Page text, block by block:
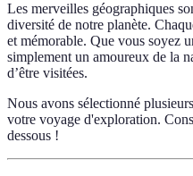
Les merveilles géographiques
diversité de notre planète.
et mémorable. Que vous soyez
simplement un amoureux de la
d’être visitées.
Nous avons sélectionné
votre voyage d'exploration.
dessous !